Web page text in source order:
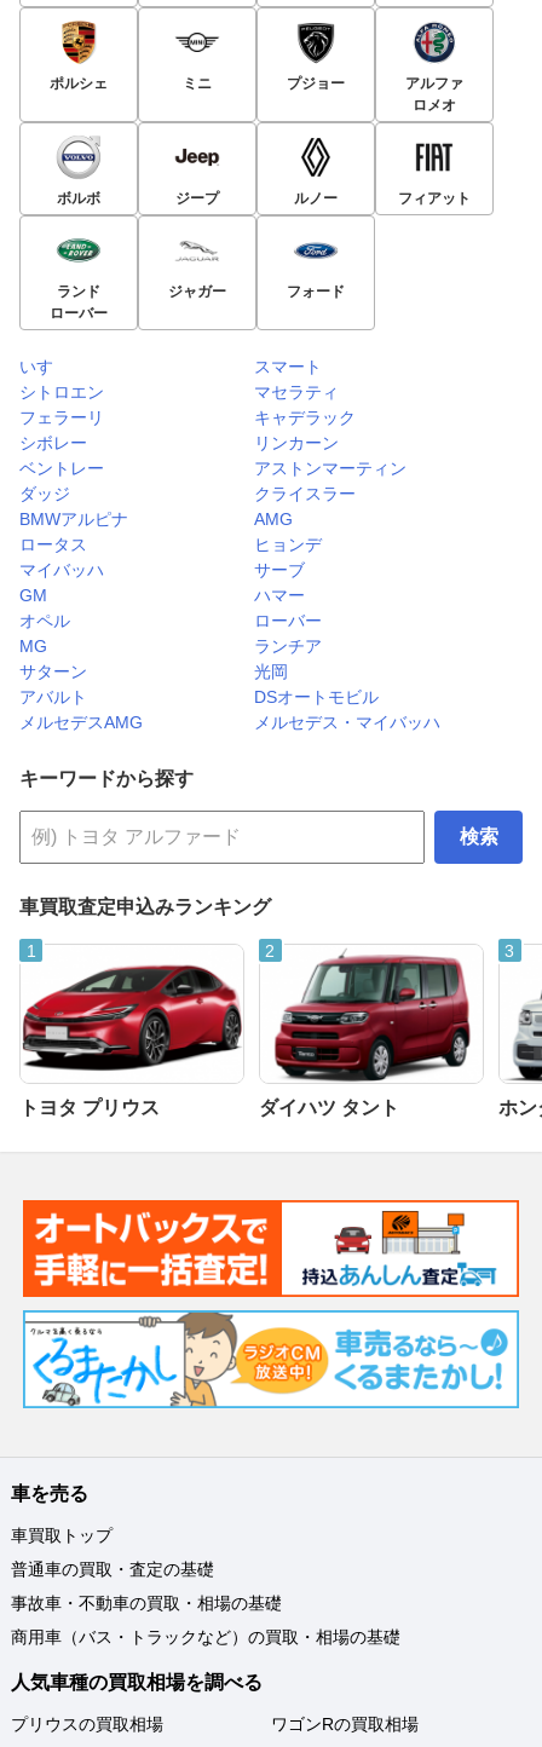
ポルシェ ミニ プジョー
アルファ
ロメオ
ボルボ ジープ ルノー フィアット
ランド
ローバー
ジャガー フォード
いすゞ
スマート
シトロエン
マセラティ
フェラーリ
キャデラック
シボレー
リンカーン
ベントレー
アストンマーティン
ダッジ
クライスラー
BMWアルピナ
AMG
ロータス
ヒョンデ
マイバッハ
サーブ
GM
ハマー
オペル
ローバー
MG
ランチア
サターン
光岡
アバルト
DSオートモビル
メルセデスAMG
メルセデス・マイバッハ
キーワードから探す
検索
車買取査定申込みランキング
トヨタ プリウス ダイハツ タント ホン
車を売る
車買取トップ
普通車の買取・査定の基礎
事故車・不動車の買取・相場の基礎
商用車（バス・トラックなど）の買取・相場の基礎
人気車種の買取相場を調べる
プリウスの買取相場
ワゴンRの買取相場